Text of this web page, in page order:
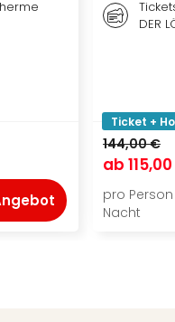
DER
Ticket +
144,00 €
ab
pro Person
Nacht